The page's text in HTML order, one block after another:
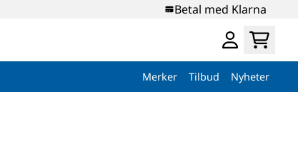
Betal med Klarna
Merker Tilbud Nyheter